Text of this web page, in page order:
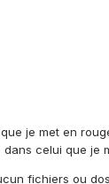
je met en
celui que je
fichiers ou